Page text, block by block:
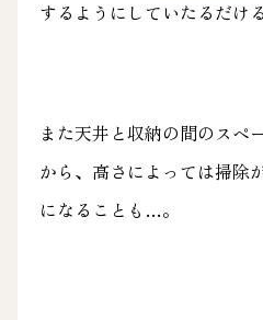
するようにしていたるだけ
また天井と収納の間のスペ
から、高さによっては掃除
になることも…。